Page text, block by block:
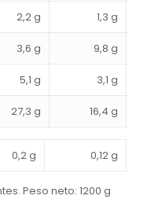
2,2 g 1,3 g
3,6 g 9,8 g
5,1 g 3,1 g
27,3 g 16,4 g
0,2 g 0,12 g
Peso neto: 1200 g